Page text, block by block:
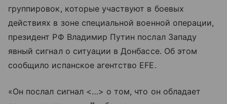
группировок, которые участвуют в боевых
действиях в зоне специальной военной операции,
президент РФ Владимир Путин послал Западу
явный сигнал о ситуации в Донбассе. Об этом
сообщило испанское агентство EFE.
«Он послал сигнал <…> о том, что он обладает